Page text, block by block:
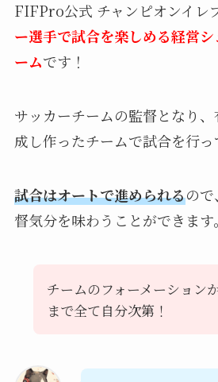
FIFPro公式 チャンピオンイレブ
ー選手で試合を楽しめる経営
ームです！
サッカーチームの監督となり
成し作ったチームで試合を行っ
試合はオートで進められるの
督気分を味わうことができます。
チームのフォーメーション
まで全て自分次第！